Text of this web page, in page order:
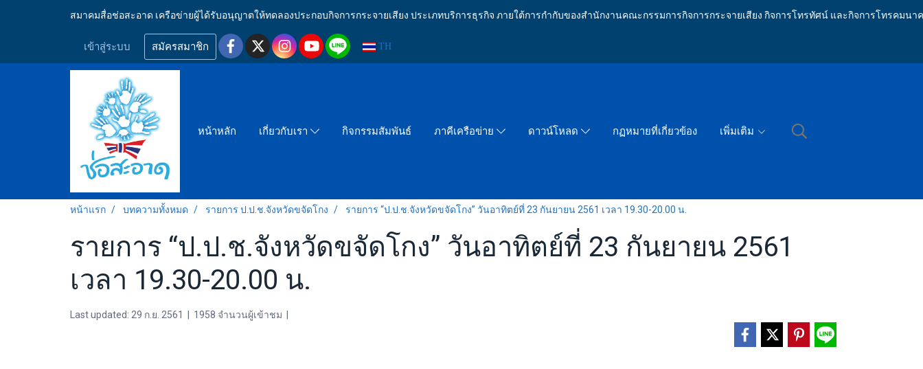
สมาคมสื่อช่อสะอาด เครือข่ายผู้ได้รับอนุญาตให้ทดลองประกอบกิจการกระจายเสียง ประเภทบริการธุรกิจ ภายใต้การกำกับของสำนักงานคณะกรรมการกิจการกระจายเสียง กิจการโทรทัศน์ และกิจการโทรคมนา
เข้าสู่ระบบ สมัครสมาชิก TH
หน้าหลัก เกี่ยวกับเรา กิจกรรมสัมพันธ์ ภาคีเครือข่าย ดาวน์โหลด กฏหมายที่เกี่ยวข้อง เพิ่มเติม
หน้าแรก บทความทั้งหมด รายการ ป.ป.ช.จังหวัดขจัดโกง รายการ “ป.ป.ช.จังหวัดขจัดโกง” วันอาทิตย์ที่ 23 กันยายน 2561 เวลา 19.30-20.00 น.
รายการ “ป.ป.ช.จังหวัดขจัดโกง” วันอาทิตย์ที่ 23 กันยายน 2561
เวลา 19.30-20.00 น.
Last updated: 29 ก.ย. 2561 1958 จำนวนผู้เข้าชม